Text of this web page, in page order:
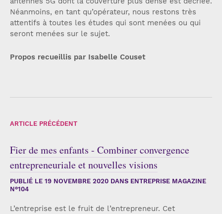
Néanmoins, en tant qu’opérateur, nous restons très
attentifs à toutes les études qui sont menées ou qui
seront menées sur le sujet.
Propos recueillis par Isabelle Couset
ARTICLE PRÉCÉDENT
Fier de mes enfants - Combiner convergence
entrepreneuriale et nouvelles visions
PUBLIÉ LE 19 NOVEMBRE 2020 DANS ENTREPRISE MAGAZINE
N°104
L’entreprise est le fruit de l’entrepreneur. Cet